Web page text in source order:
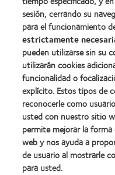
Industria
de
la
BCLA
Nuestros productos
Encuentre su lente
Tecnología para
Lentes de contacto y
sesión, cerrando su
para el funcionamiento
estrictamente
pueden utilizarse sin su
utilizarán cookies
funcionalidad o
explícito. Estos tipos de
reconocerle como
usted con nuestro sitio
permite mejorar la
web y nos ayuda a
de usuario al mostrarle
para usted.